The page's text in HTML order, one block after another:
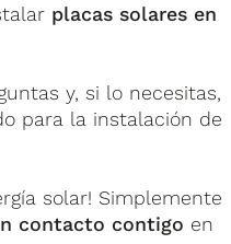
placas solares en
y, si lo necesitas,
para la instalación de
solar! Simplemente
contacto contigo en